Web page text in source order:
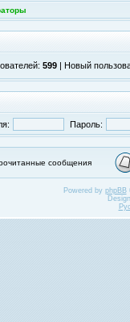
599 | Новый
Пароль:
сообщения
Powered by phpBB